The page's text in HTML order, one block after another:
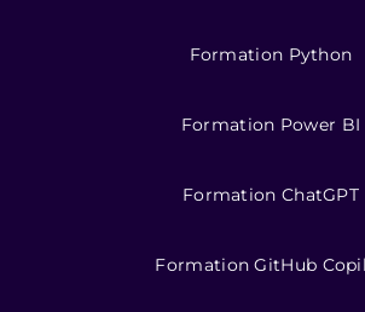
Formation Python
Formation Power BI
Formation ChatGPT
Formation GitHub